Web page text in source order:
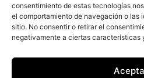
consentimiento de estas tecnologías
el comportamiento de navegación o las
sitio. No consentir o retirar el
negativamente a ciertas características
Citroën se
liderazgo con la
del español
Fernando Álvarez - 15 de octubre de 2018
Citroën quiere liderar de